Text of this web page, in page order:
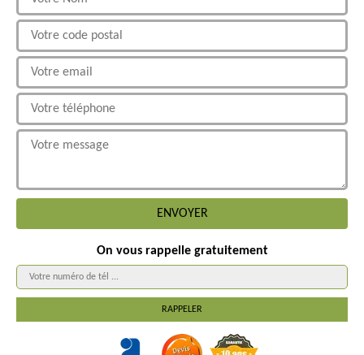
On vous rappelle gratuitement